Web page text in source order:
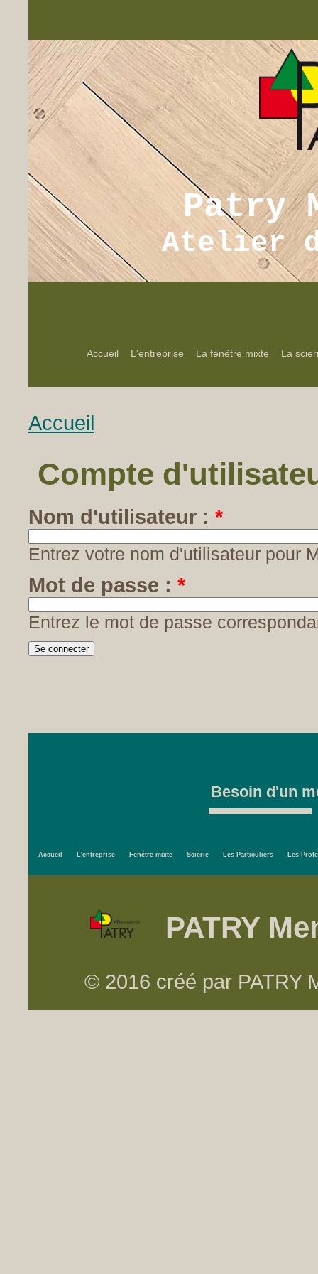
Patry
Atelier
Accueil L'entreprise La fenêtre mixte La
Accueil
Compte
Nom d'utilisateur : *
Entrez votre nom d'utilisateur pour
Mot de passe : *
Entrez le mot de passe
Besoin d'un
Accueil L'entreprise Fenêtre mixte Scierie Les Particuliers Les
PATRY
© 2016 créé par PATRY